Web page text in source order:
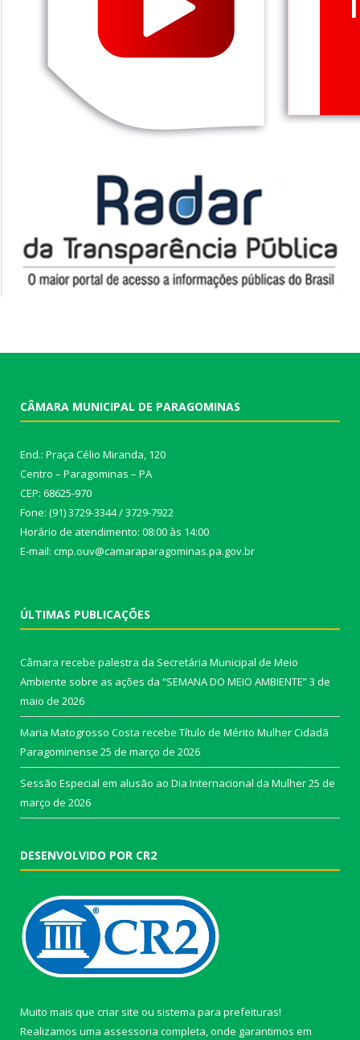
CÂMARA MUNICIPAL DE PARAGOMINAS
End.: Praça Célio Miranda, 120
Centro – Paragominas – PA
CEP: 68625-970
Fone: (91) 3729-3344 / 3729-7922
Horário de atendimento: 08:00 às 14:00
E-mail: cmp.ouv@camaraparagominas.pa.gov.br
ÚLTIMAS PUBLICAÇÕES
Câmara recebe palestra da Secretária Municipal de Meio
Ambiente sobre as ações da “SEMANA DO MEIO AMBIENTE”3 de
maio de 2026
Maria Matogrosso Costa recebe Título de Mérito Mulher Cidadã
Paragominense 25 de março de 2026
Sessão Especial em alusão ao Dia Internacional da Mulher25 de
março de 2026
DESENVOLVIDO POR CR2
Muito mais que criar site ou sistema para prefeituras!
Realizamos uma assessoria completa, onde garantimos em